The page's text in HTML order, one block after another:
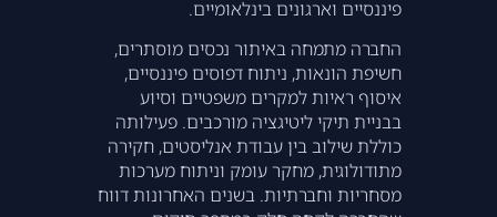
פיננסיים וארגונים בינלאומיים.
החברה מתמחה באיתור נכסים מוסתרים,
חשיפת הונאות, ניתוח דפוסים פיננסיים,
איסוף ראיות למקרים משפטיים וסיוע
בבניית תיקי ליטיגציה מורכבים. פעילותה
כוללת שילוב בין עבודת אנליסטים, חקירה
מתודולוגית, מחקר עומק וניתוח מערכות
מסחריות וחברתיות. בשנים האחרונות דווח